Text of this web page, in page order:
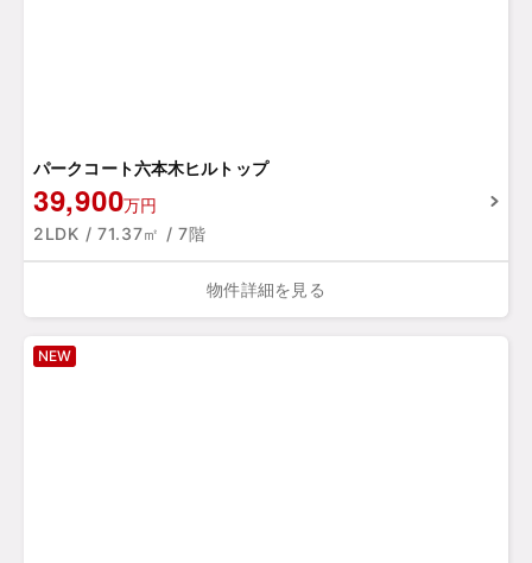
パークコート六本木ヒルトップ
39,900万円
2LDK / 71.37㎡ / 7階
物件詳細を見る
NEW